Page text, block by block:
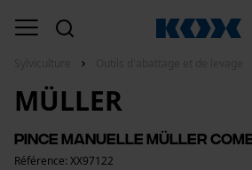
MÜLLER
Pince manuelle Müller
Référence: XX97122